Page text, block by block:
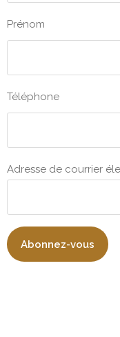
Prénom
Téléphone
Adresse de courrier